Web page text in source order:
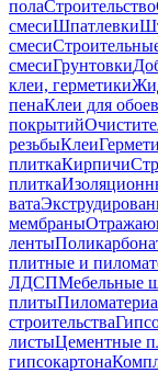
полаСтроительство
смесиШпатлевки
смеси
смесиГрунтовки
клеи, герметики
пенаКлеи для обоев
покрытий
резьбыКлеи
плиткаКирпичи
плитка
вата
мембраны
ленты
плитные и
ЛДСПМебельные
плиты
строительства
листыЦементные
гипсокартона